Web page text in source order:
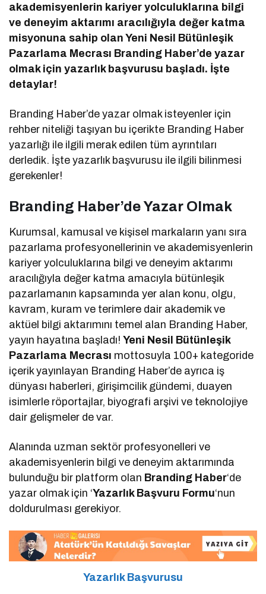
akademisyenlerin kariyer yolculuklarına bilgi
ve deneyim aktarımı aracılığıyla değer katma
misyonuna sahip olan Yeni Nesil Bütünleşik
Pazarlama Mecrası Branding Haber’de yazar
olmak için yazarlık başvurusu başladı. İşte
detaylar!
Branding Haber’de yazar olmak isteyenler için
rehber niteliği taşıyan bu içerikte Branding Haber
yazarlığı ile ilgili merak edilen tüm ayrıntıları
derledik. İşte yazarlık başvurusu ile ilgili bilinmesi
gerekenler!
Branding Haber’de Yazar Olmak
Kurumsal, kamusal ve kişisel markaların yanı sıra
pazarlama profesyonellerinin ve akademisyenlerin
kariyer yolculuklarına bilgi ve deneyim aktarımı
aracılığıyla değer katma amacıyla bütünleşik
pazarlamanın kapsamında yer alan konu, olgu,
kavram, kuram ve terimlere dair akademik ve
aktüel bilgi aktarımını temel alan Branding Haber,
yayın hayatına başladı!Yeni Nesil Bütünleşik
Pazarlama Mecrası mottosuyla 100+ kategoride
içerik yayınlayan Branding Haber’de ayrıca iş
dünyası haberleri, girişimcilik gündemi, duayen
isimlerle röportajlar, biyografi arşivi ve teknolojiye
dair gelişmeler de var.
Alanında uzman sektör profesyonelleri ve
akademisyenlerin bilgi ve deneyim aktarımında
bulunduğu bir platform olan Branding Haber‘de
yazar olmak için ‘Yazarlık Başvuru Formu‘nun
doldurulması gerekiyor.
Yazarlık Başvurusu